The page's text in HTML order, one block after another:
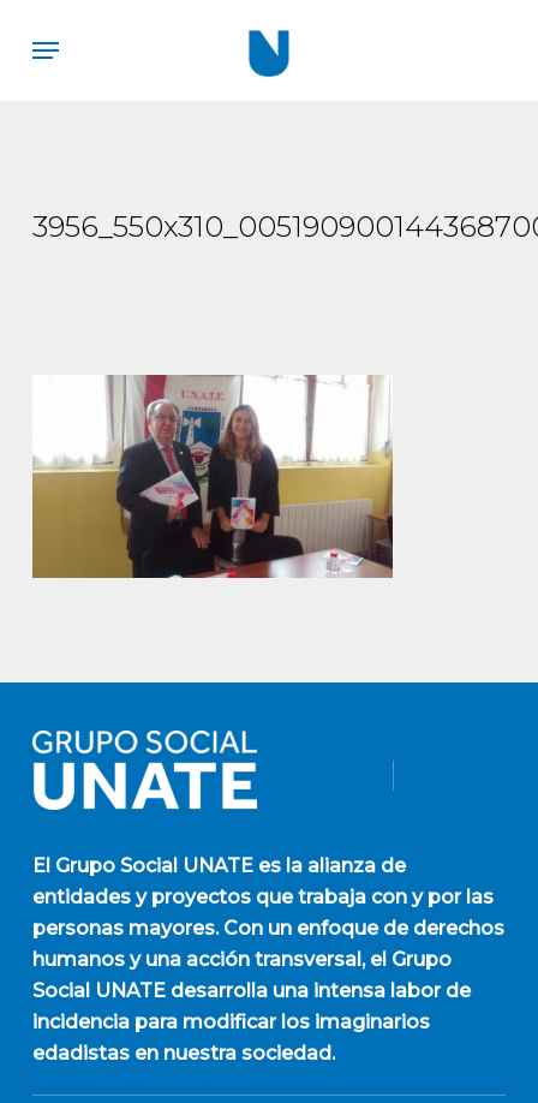
Menu
El Grupo Social UNATEes la alianza de
entidades y proyectos que trabaja con y por las
personas mayores. Con un enfoque de derechos
humanos y una acción transversal, el Grupo
Social UNATE desarrolla una intensa labor de
incidencia para modificar los imaginarios
edadistas en nuestra sociedad.